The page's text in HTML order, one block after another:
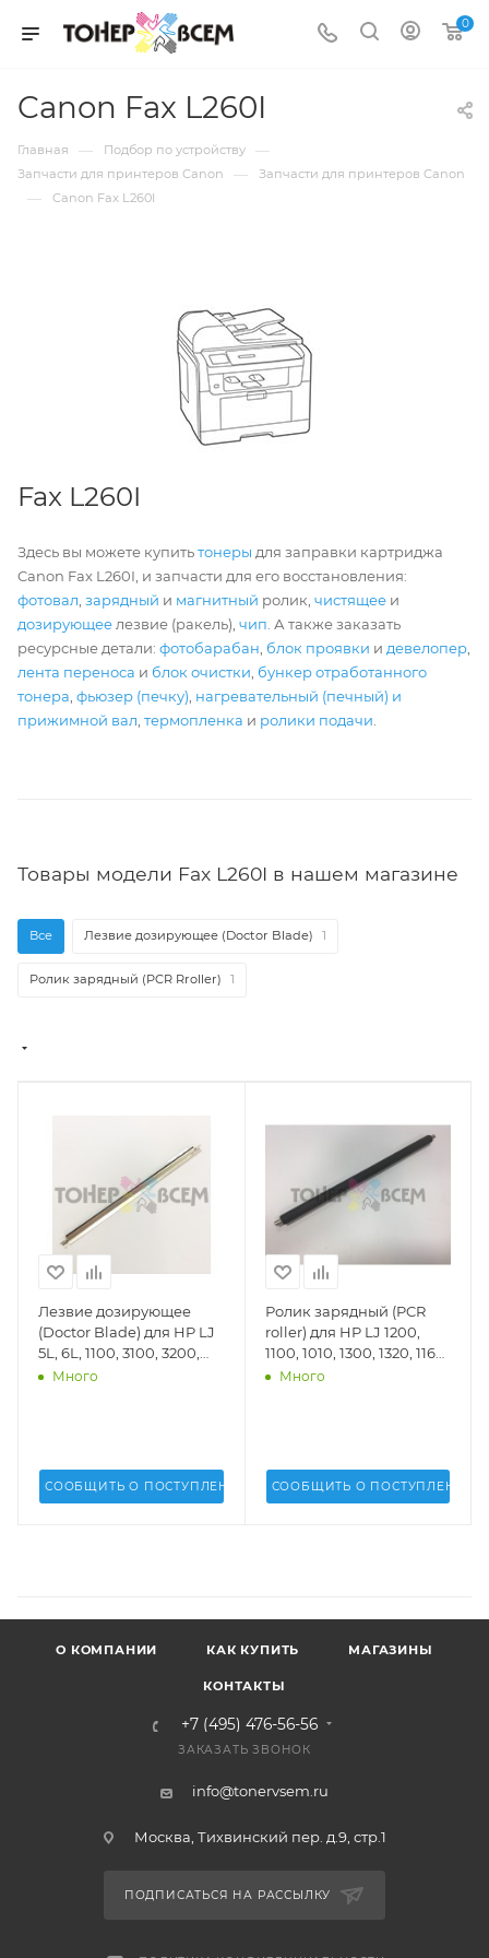
0
Canon Fax L260I
Главная — Подбор по устройству —
Запчасти для принтеров Canon — Запчасти для принтеров Canon
— Canon Fax L260I
Fax L260I
Здесь вы можете купитьтонеры для заправки картриджа
Canon Fax L260I, и запчасти для его восстановления:
фотовал зарядный и магнитный ролик, чистящее и
дозирующее лезвие (ракель), чип . А также заказать
ресурсные детали: фотобарабан блок проявки и девелопер
лента переноса и блок очистки бункер отработанного
тонера фьюзер (печку) нагревательный (печный) и
прижимной вал термопленка и ролики подачи
Товары модели Fax L260I в нашем магазине
Все Лезвие дозирующее (Doctor Blade) 1
Ролик зарядный (PCR Rroller) 1
Лезвие дозирующее
(Doctor Blade) для HP LJ
5L, 6L, 1100, 3100, 3200,
3220 (DV Inc.) - DV-DB-
Много
СООБЩИТЬ О ПОСТУПЛЕНИИ
Ролик зарядный (PCR
roller) для HP LJ 1200,
1100, 1010, 1300, 1320, 1160,
1020, P2015, P2035, P2055
Много
СООБЩИТЬ О ПОСТУПЛЕНИИ
О КОМПАНИИ КАК КУПИТЬ МАГАЗИНЫ
КОНТАКТЫ
+7 (495) 476-56-56
ЗАКАЗАТЬ ЗВОНОК
info@tonervsem.ru
Москва, Тихвинский пер. д.9, стр.1
ПОДПИСАТЬСЯ НА РАССЫЛКУ